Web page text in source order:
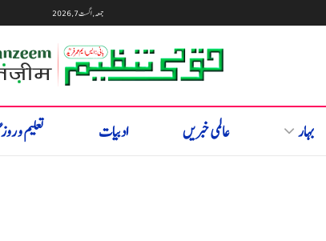
جمعہ, اگست 7, 2026
بہار عالمی خبریں ادبیات تعلیم و